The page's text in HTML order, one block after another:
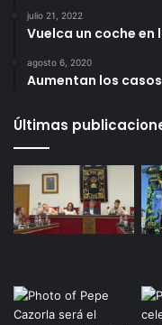
julio 21, 2022
Vuelca un coche en
agosto 6, 2020
Aumentan los
Últimas